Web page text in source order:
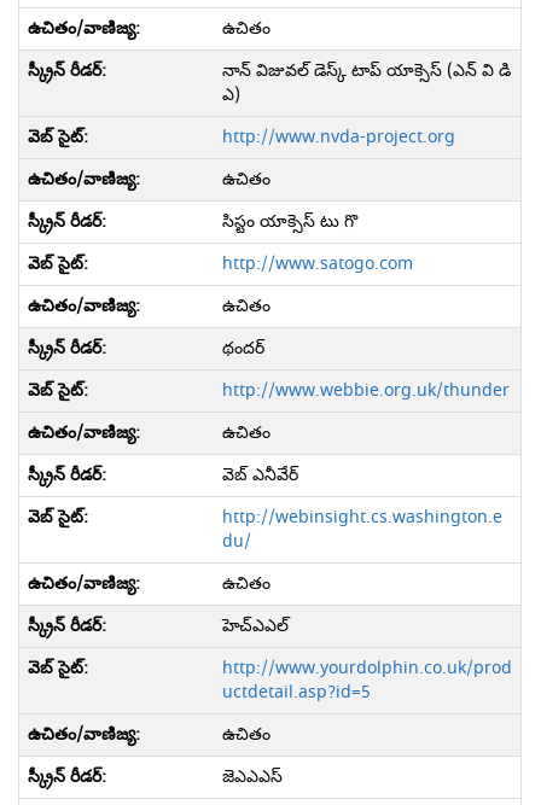
ఉచితం
నాన్ విజువల్ డెస్క్ టాప్ యాక్సెస్ (ఎన్ వి డి
ఎ)
http://www.nvda-project.org
ఉచితం
సిస్టం యాక్సెస్ టు గొ
http://www.satogo.com
ఉచితం
థందర్
http://www.webbie.org.uk/thunder
ఉచితం
వెబ్ ఎనీవేర్
http://webinsight.cs.washington.e
du/
ఉచితం
హెచ్ఎఎల్
http://www.yourdolphin.co.uk/prod
uctdetail.asp?id=5
ఉచితం
జెఎఎఎస్